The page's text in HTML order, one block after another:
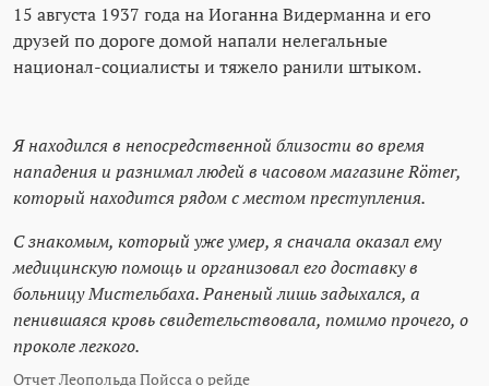
15 августа 1937 года на Иоганна Видерманна и его
друзей по дороге домой напали нелегальные
национал-социалисты и тяжело ранили штыком.
Я находился в непосредственной близости во время
нападения и разнимал людей в часовом магазине Römer,
который находится рядом с местом преступления.
С знакомым, который уже умер, я сначала оказал ему
медицинскую помощь и организовал его доставку в
больницу Мистельбаха. Раненый лишь задыхался, а
пенившаяся кровь свидетельствовала, помимо прочего, о
проколе легкого.
Отчет Леопольда Пойсса о рейде